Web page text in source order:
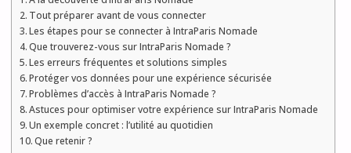
Tout préparer avant de vous connecter
Les étapes pour se connecter à IntraParis Nomade
Que trouverez-vous sur IntraParis Nomade ?
Les erreurs fréquentes et solutions simples
Protéger vos données pour une expérience sécurisée
Problèmes d’accès à IntraParis Nomade ?
Astuces pour optimiser votre expérience sur IntraParis Nomade
Un exemple concret : l’utilité au quotidien
Que retenir ?